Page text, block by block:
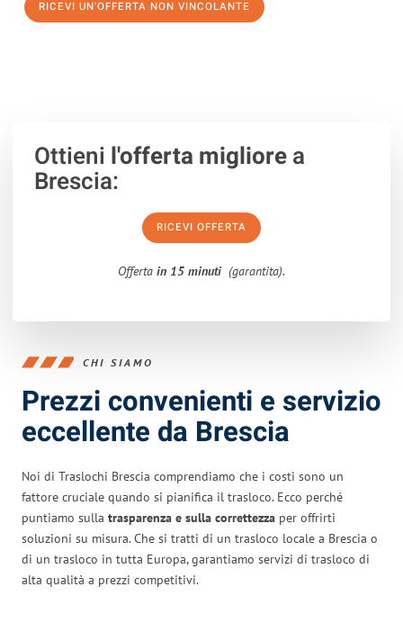
RICEVI UN'OFFERTA NON VINCOLANTE
Ottieni l'offerta migliorea
Brescia:
RICEVI OFFERTA
Offerta in 15 minuti (garantita).
CHI SIAMO
Prezzi convenienti e servizio
eccellente da Brescia
Noi di Traslochi Brescia comprendiamo che i costi sono un
fattore cruciale quando si pianifica il trasloco. Ecco perché
puntiamo sulla trasparenza e sulla correttezza per offrirti
soluzioni su misura. Che si tratti di un trasloco locale a Brescia o
di un trasloco in tutta Europa, garantiamo servizi di trasloco di
alta qualità a prezzi competitivi.